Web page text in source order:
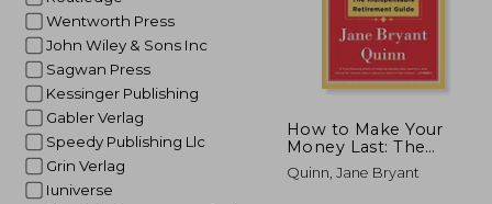
Wentworth Press
John Wiley & Sons Inc
Sagwan Press
Kessinger Publishing
Gabler Verlag
Speedy Publishing Llc
Grin Verlag
Iuniverse
How to Make Your
Money Last: The
Indispensable
Retirement Guide (en
Quinn, Jane Bryant